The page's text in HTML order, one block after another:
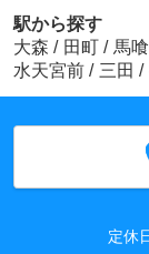
駅から探す
大森 / 田町 / 馬
水天宮前 / 三田 /
定休